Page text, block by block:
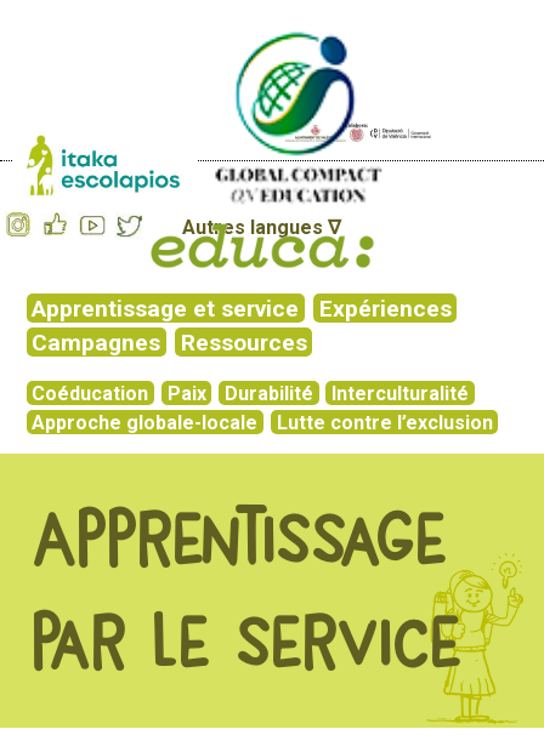
Autres langues ∇
Apprentissage et service
Expériences
Campagnes
Ressources
Coéducation Paix Durabilité
Interculturalité
Approche globale-locale
Lutte contre l’exclusion
Apprentissage
par le service